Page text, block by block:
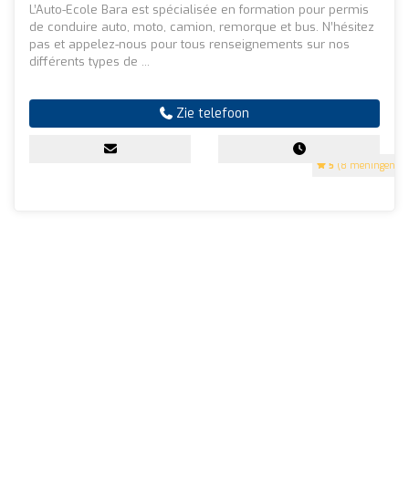
5 (8 meningen)
L’Auto-Ecole Bara est spécialisée en formation pour permis
de conduire auto, moto, camion, remorque et bus. N’hésitez
pas et appelez-nous pour tous renseignements sur nos
différents types de ...
Zie telefoon